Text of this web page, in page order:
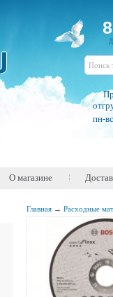
пн-
О магазине
Главная → Расходные